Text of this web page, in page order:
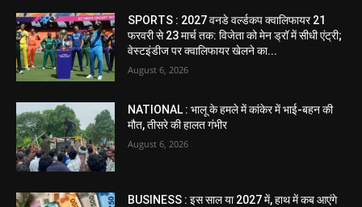
SPORTS : 2027 वनडे वर्ल्डकप क्वालिफायर 21
फरवरी से 23 मार्च तक: विजेता को मेन ड्रॉ में सीधी एंट्री;
वेस्टइंडीज पर क्वालिफायर खेलने का...
August 6, 2026
NATIONAL : भालू के हमले में कांकेर में भाई-बहन की
मौत, तीसरे की हालत गंभीर
August 6, 2026
BUSINESS : इस साल या 2027 में, हाथ में कब आएंगे